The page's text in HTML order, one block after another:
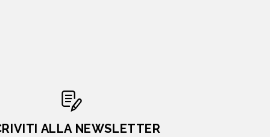
ALLA NEWSLETTER